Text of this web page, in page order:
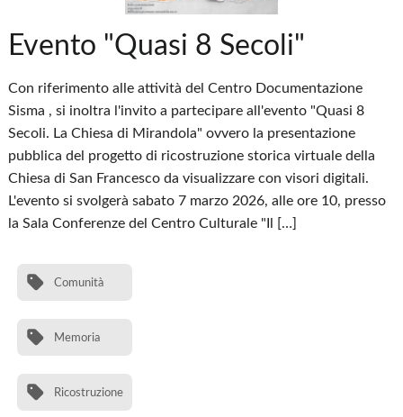
Evento "Quasi 8 Secoli"
Con riferimento alle attività del Centro Documentazione
Sisma , si inoltra l'invito a partecipare all'evento "Quasi 8
Secoli. La Chiesa di Mirandola" ovvero la presentazione
pubblica del progetto di ricostruzione storica virtuale della
Chiesa di San Francesco da visualizzare con visori digitali.
L'evento si svolgerà sabato 7 marzo 2026, alle ore 10, presso
la Sala Conferenze del Centro Culturale "Il […]
Comunità
Memoria
Ricostruzione